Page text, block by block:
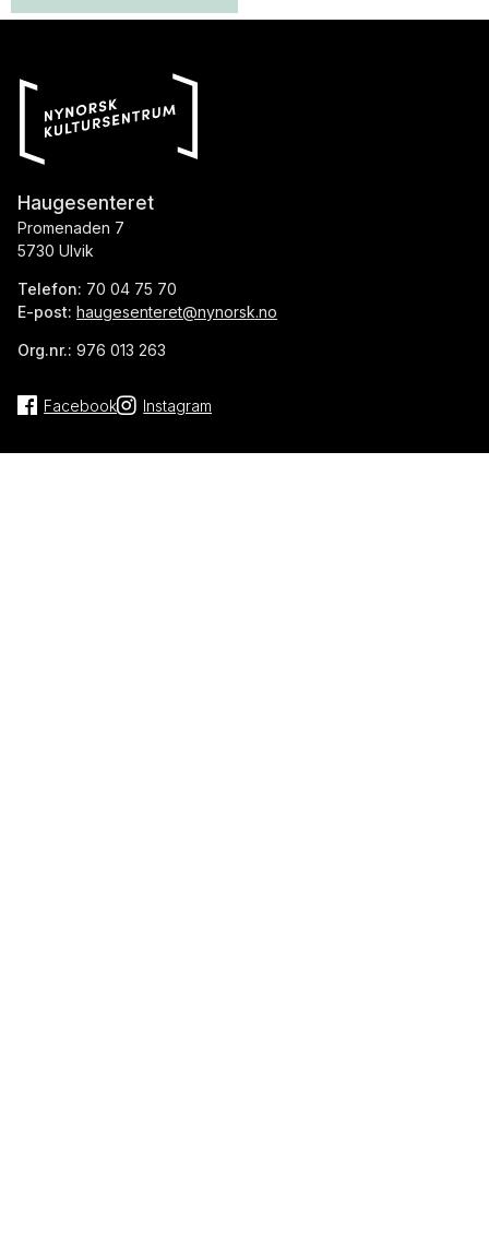
Haugesenteret
Promenaden 7
5730 Ulvik
Telefon: 70 04 75 70
E-post: haugesenteret@nynorsk.no
Org.nr.: 976 013 263
Facebook Instagram